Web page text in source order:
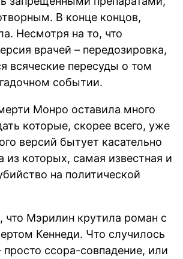
В конце концов,
Несмотря на то, что
врачей – передозировка,
всяческие пересуды о том
событии.
Монро оставила много
которые, скорее всего, уже
версий бытует касательно
из которых, самая известная и
на политической
что Мэрилин крутила роман с
Кеннеди. Что случилось
ссора-совпадение, или